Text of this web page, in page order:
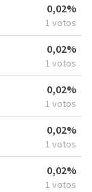
0,02%
1 votos
0,02%
1 votos
0,02%
1 votos
0,02%
1 votos
0,02%
1 votos